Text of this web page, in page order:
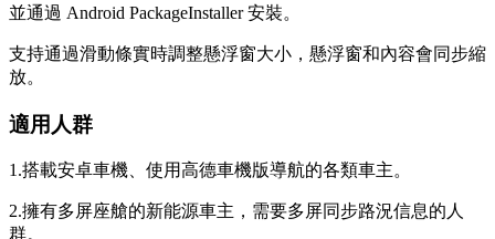
並通過 Android PackageInstaller 安裝。
支持通過滑動條實時調整懸浮窗大小，懸浮窗和內容會同步縮
放。
適用人群
1.搭載安卓車機、使用高德車機版導航的各類車主。
2.擁有多屏座艙的新能源車主，需要多屏同步路況信息的人
群。